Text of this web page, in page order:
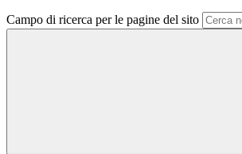
Campo di ricerca per le pagine del sito